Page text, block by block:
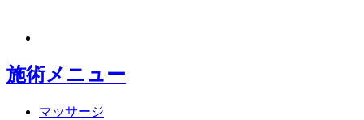
施術メニュー
マッサージ